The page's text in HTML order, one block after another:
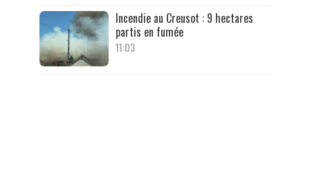
Incendie au Creusot : 9 hectares
partis en fumée
11:03